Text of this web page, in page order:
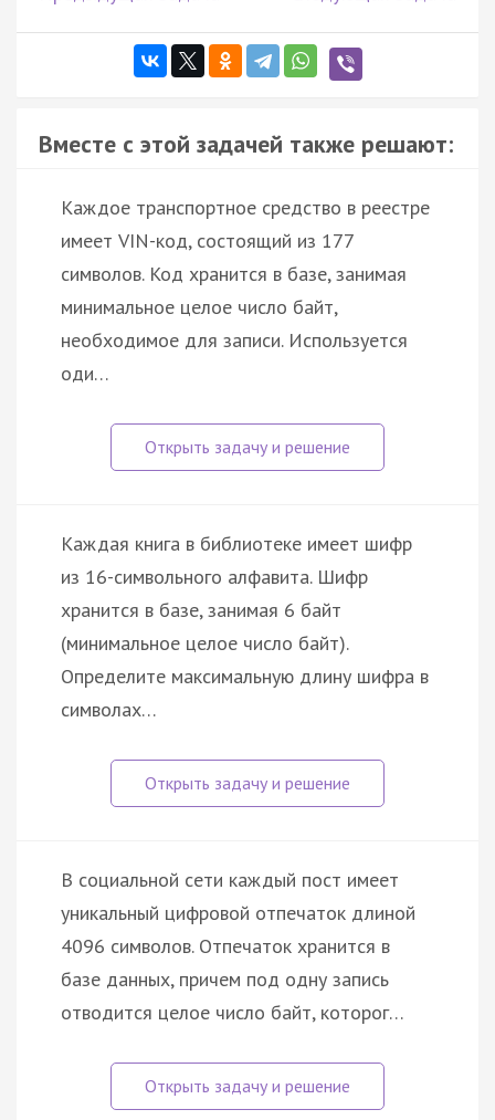
Вместе с этой задачей также решают:
Каждое транспортное средство в реестре
имеет VIN-код, состоящий из 177
символов. Код хранится в базе, занимая
минимальное целое число байт,
необходимое для записи. Используется
оди…
Каждая книга в библиотеке имеет шифр
из 16-символьного алфавита. Шифр
хранится в базе, занимая 6 байт
(минимальное целое число байт).
Определите максимальную длину шифра в
символах…
В социальной сети каждый пост имеет
уникальный цифровой отпечаток длиной
4096 символов. Отпечаток хранится в
базе данных, причем под одну запись
отводится целое число байт, которог…